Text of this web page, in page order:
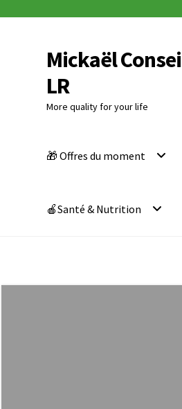
Aller
à
la
navigation
Aller
au
contenu
Mickaël
LR
More quality for your life
🎁 Offres du moment
🍎Santé & Nutrition